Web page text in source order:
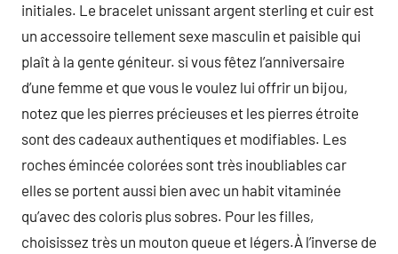
initiales. Le bracelet unissant argent sterling et cuir est
un accessoire tellement sexe masculin et paisible qui
plaît à la gente géniteur. si vous fêtez l’anniversaire
d’une femme et que vous le voulez lui offrir un bijou,
notez que les pierres précieuses et les pierres étroite
sont des cadeaux authentiques et modifiables. Les
roches émincée colorées sont très inoubliables car
elles se portent aussi bien avec un habit vitaminée
qu’avec des coloris plus sobres. Pour les filles,
choisissez très un mouton queue et légers.À l’inverse de